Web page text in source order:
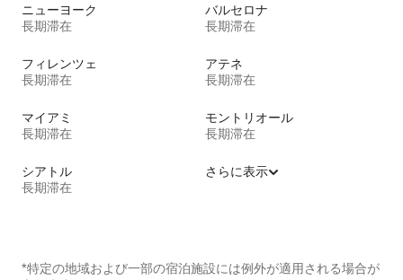
ニューヨーク
長期滞在
バルセロナ
長期滞在
フィレンツェ
長期滞在
アテネ
長期滞在
マイアミ
長期滞在
モントリオール
長期滞在
シアトル
長期滞在
さらに表示
*特定の地域および一部の宿泊施設には例外が適用される場合が